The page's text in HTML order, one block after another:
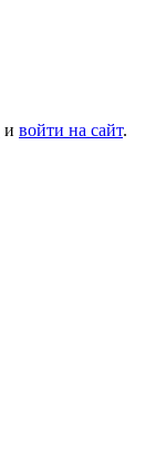
и войти на сайт.